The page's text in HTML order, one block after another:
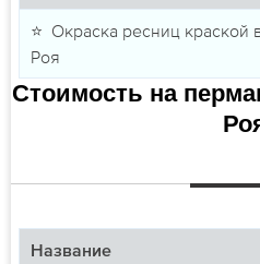
⭐ Окраска ресниц краской
Роя
Стоимость на
Название